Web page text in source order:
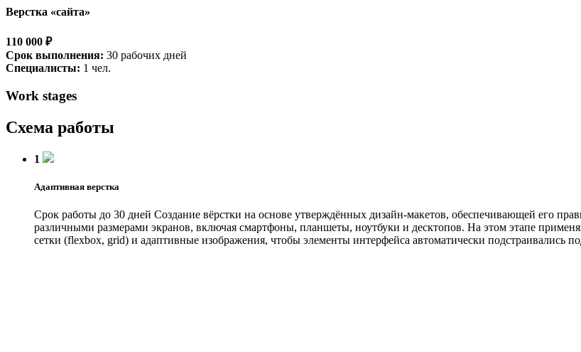
Верстка «сайта»
110 000 ₽
Срок выполнения: 30 рабочих дней
Специалисты: 1 чел.
Work stages
Схема работы
1
Адаптивная верстка
Срок работы до 30 дней Создание вёрстки на основе утверждённых дизайн-макетов, обеспечивающей его
различными размерами экранов, включая смартфоны, планшеты, ноутбуки и десктопов. На этом этапе
сетки (flexbox, grid) и адаптивные изображения, чтобы элементы интерфейса автоматически подстраивались